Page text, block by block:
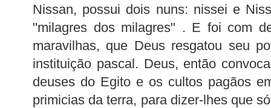
Nissan, possui dois nuns: nissei e
"milagres dos milagres" . E foi com
maravilhas, que Deus resgatou seu
instituição pascal. Deus, então
deuses do Egito e os cultos pagãos
primicias da terra, para dizer-lhes que